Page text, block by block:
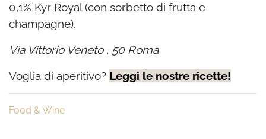
0,1% Kyr Royal (con sorbetto di frutta e
champagne).
Via Vittorio Veneto , 50 Roma
Voglia di aperitivo? Leggi le nostre ricette!
Food & Wine